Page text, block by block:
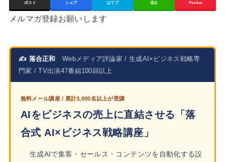
ポスト シェア はてブ 送る Pocket
メルマガ登録お願いします
✍ 落合正和
Webメディア評論家 / 生成AI×ビジネス戦略専
門家 / TV出演47番組100回以上
無料メール講座 / 累計3,000名以上が受講
AIをビジネスの売上に直結させる「落
合式 AI×ビジネス戦略講座」
生成AIで集客・セールス・コンテンツを自動化する設